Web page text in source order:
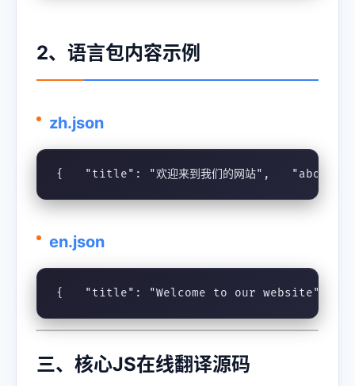
2、语言包内容示例
zh.json
{   "title": "欢迎来到我们的网站",   "about":
en.json
{   "title": "Welcome to our website",
三、核心JS在线翻译源码